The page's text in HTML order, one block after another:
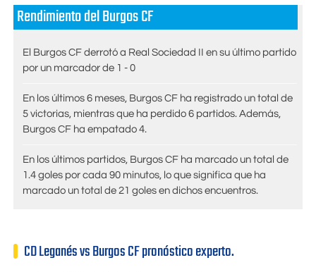
Rendimiento del Burgos CF
El Burgos CF derrotó a Real Sociedad II en su último partido
por un marcador de 1 - 0
En los últimos 6 meses, Burgos CF ha registrado un total de
5 victorias, mientras que ha perdido 6 partidos. Además,
Burgos CF ha empatado 4.
En los últimos partidos, Burgos CF ha marcado un total de
1.4 goles por cada 90 minutos, lo que significa que ha
marcado un total de 21 goles en dichos encuentros.
CD Leganés vs Burgos CF pronóstico experto.